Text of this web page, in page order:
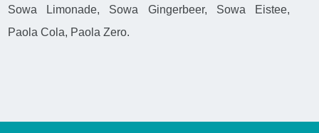
Sowa Limonade, Sowa Gingerbeer, Sowa Eistee,
Paola Cola, Paola Zero.